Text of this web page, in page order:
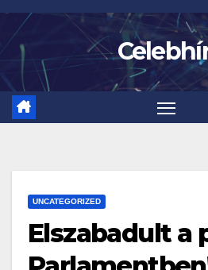
Skip
content
UNCATEGORIZED
Elszabadult a